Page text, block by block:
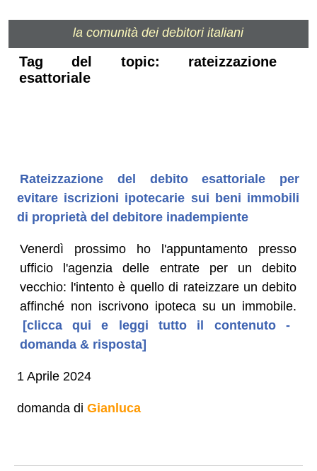
la comunità dei debitori italiani
Tag del topic: rateizzazione
esattoriale
Rateizzazione del debito esattoriale per
evitare iscrizioni ipotecarie sui beni immobili
di proprietà del debitore inadempiente
Venerdì prossimo ho l'appuntamento presso
ufficio l'agenzia delle entrate per un debito
vecchio: l'intento è quello di rateizzare un debito
affinché non iscrivono ipoteca su un immobile.
[clicca qui e leggi tutto il contenuto -
domanda & risposta]
1 Aprile 2024
domanda di Gianluca